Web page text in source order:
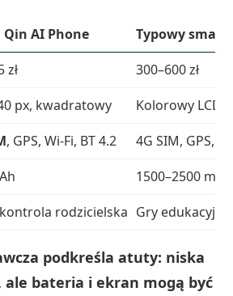
AI Phone
Typowy
zł
300–600 zł
px, kwadratowy
Kolorowy LCD/
, GPS, Wi‑Fi, BT 4.2
4G SIM, GPS,
1500–2500 mAh
rodzicielska Gry
podkreśla atuty: niska
bateria i ekran mogą być